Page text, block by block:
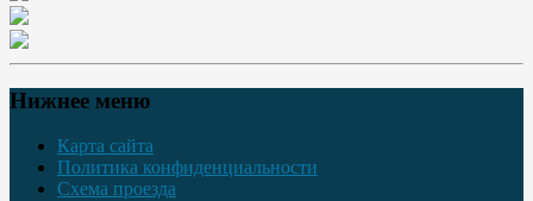
Нижнее меню
Карта сайта
Политика конфиденциальности
Схема проезда